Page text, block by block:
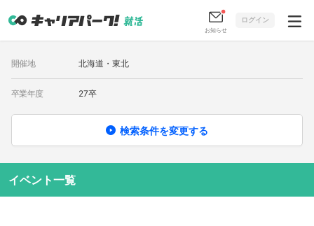
お知らせ
ログイン
開催地 北海道・東北
卒業年度 27卒
検索条件を変更する
イベント一覧